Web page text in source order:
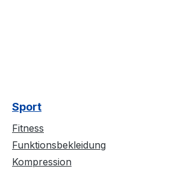
Sport
Fitness
Funktionsbekleidung
Kompression